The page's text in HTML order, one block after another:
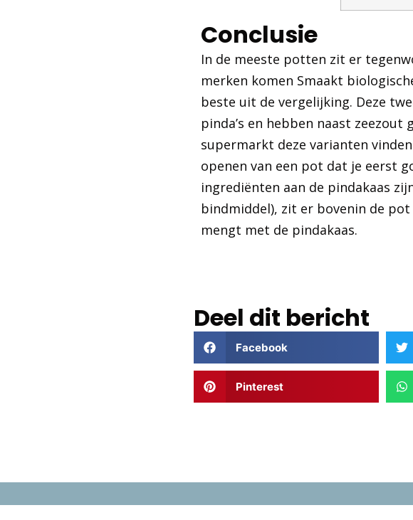
Conclusie
In de meeste potten zit er
merken komen Smaakt
beste uit de vergelijking. Deze
pinda’s en hebben naast
supermarkt deze varianten
openen van een pot dat je eerst
ingrediënten aan de pindakaas
bindmiddel), zit er bovenin de
mengt met de pindakaas.
Deel dit bericht
Facebook
Pinterest